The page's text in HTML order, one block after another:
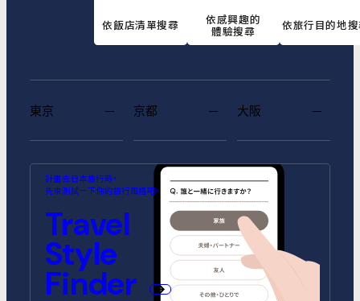
依飯店清單搜尋 依感興趣的
體驗搜尋 依旅行目的地
東京
MIMARU SUITES 東京浅草
MIMARU東京 池袋
MIMARU SUITES 東京日本橋
MIMARU東京 錦糸町
MIMARU東京 STATION EAST
MIMARU東京 赤坂
MIMARU東京 上野稲荷町
MIMARU東京 上野NORTH
MIMARU東京 上野EAST
MIMARU東京 上野御徒町
京都
MIMARU SUITES 京都
CENTRAL
MIMARU京都 河原町五条
MIMARU京都 STATION
MIMARU京都 新町三条
MIMARU京都 四条WEST(旧
MIMARU京都 西洞院高辻)
MIMARU京都 二条城
MIMARU SUITES 京都四条
大阪
MIMARU大阪 難波STATION
ANNEX (將於2026年10月1日開
MIMARU大阪 心斎橋CENTRAL
(將於2026年9月1日開幕)
MIMARU大阪 心斎橋NORTH
MIMARU大阪 心斎橋EAST
MIMARU大阪 難波STATION
MIMARU大阪 心斎橋WEST
MIMARU大阪 難波NORTH
計畫去日本旅行時，
先來測試一下你的旅行風格吧。
Travel
Style
Finder